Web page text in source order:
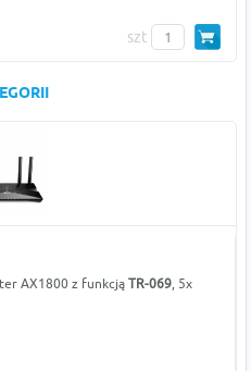
szt
AX1800 z funkcją TR-069, 5x